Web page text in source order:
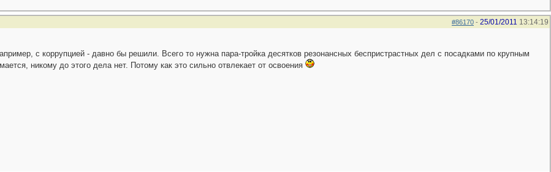
#86170 - 25/01/2011 13:14:19
с коррупцией - давно бы решили. Всего то нужна пара-тройка десятков резонансных беспристрастных дел с посадками по крупным
никому до этого дела нет. Потому как это сильно отвлекает от освоения